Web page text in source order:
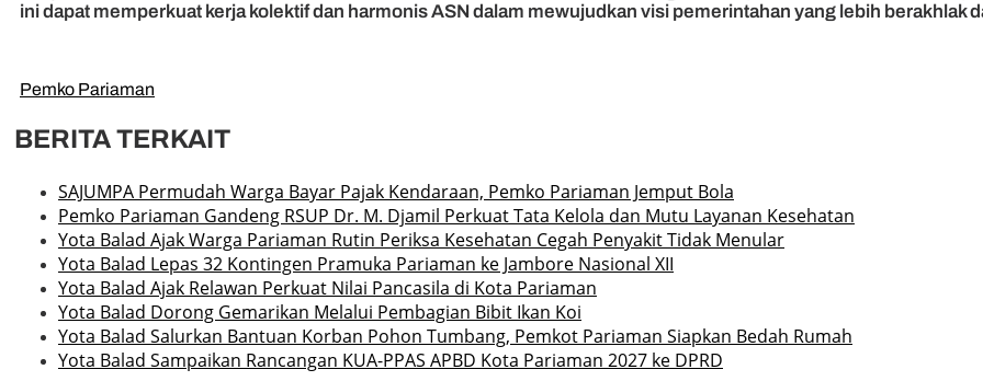
ini dapat memperkuat kerja kolektif dan harmonis ASN dalam mewujudkan visi pemerintahan yang lebih berakhlak
Pemko Pariaman
BERITA TERKAIT
SAJUMPA Permudah Warga Bayar Pajak Kendaraan, Pemko Pariaman Jemput Bola
Pemko Pariaman Gandeng RSUP Dr. M. Djamil Perkuat Tata Kelola dan Mutu Layanan Kesehatan
Yota Balad Ajak Warga Pariaman Rutin Periksa Kesehatan Cegah Penyakit Tidak Menular
Yota Balad Lepas 32 Kontingen Pramuka Pariaman ke Jambore Nasional XII
Yota Balad Ajak Relawan Perkuat Nilai Pancasila di Kota Pariaman
Yota Balad Dorong Gemarikan Melalui Pembagian Bibit Ikan Koi
Yota Balad Salurkan Bantuan Korban Pohon Tumbang, Pemkot Pariaman Siapkan Bedah Rumah
Yota Balad Sampaikan Rancangan KUA-PPAS APBD Kota Pariaman 2027 ke DPRD